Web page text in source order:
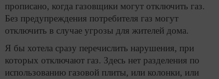
прописано, когда газовщики могут отключить газ.
Без предупреждения потребителя газ могут
отключить в случае угрозы для жителей дома.
Я бы хотела сразу перечислить нарушения, при
которых отключают газ. Здесь нет разделения по
использованию газовой плиты, или колонки, или